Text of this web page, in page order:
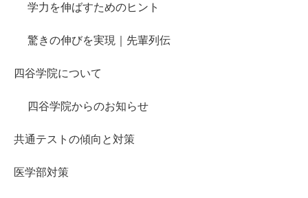
学力を伸ばすためのヒント
驚きの伸びを実現｜先輩列伝
四谷学院について
四谷学院からのお知らせ
共通テストの傾向と対策
医学部対策